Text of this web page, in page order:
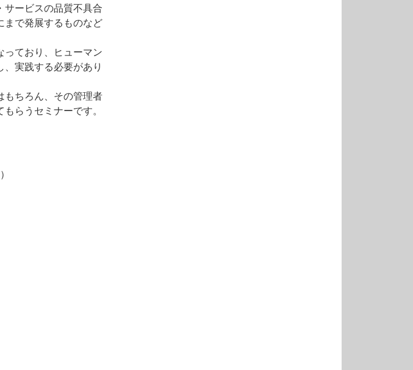
サービスの品質不具合
まで発展するものなど
っており、ヒューマン
実践する必要があり
もちろん、その管理者
らうセミナーです。